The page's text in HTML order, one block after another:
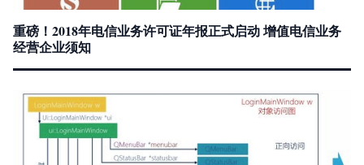
重磅！2018年电信业务许可证年报正式启动 增值电信业务
经营企业须知